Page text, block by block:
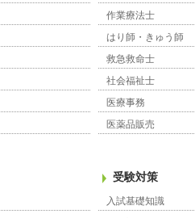
作業療法士
はり師・きゅう師
救急救命士
社会福祉士
医療事務
医薬品販売
受験対策
入試基礎知識